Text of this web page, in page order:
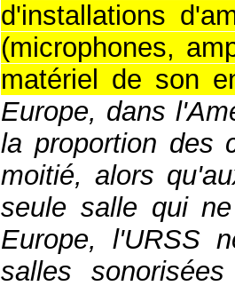
d'installations
(microphones,
matériel de son
Europe, dans
la proportion des
moitié, alors
seule salle qui
Europe, l'URSS
salles